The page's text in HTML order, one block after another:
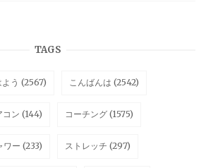
TAGS
う (2567) こんばんは (2542)
コン (144) コーチング (1575)
ワー (233) ストレッチ (297)